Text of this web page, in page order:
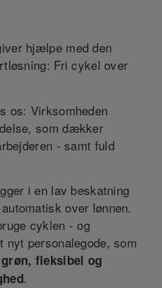
hjælpe med den
Fri cykel over
os: Virksomheden
som dækker
- samt fuld
i en lav beskatning
over lønnen.
cyklen - og
personalegode, som
grøn, fleksibel og
.